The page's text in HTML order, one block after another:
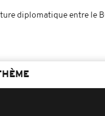
diplomatique entre le